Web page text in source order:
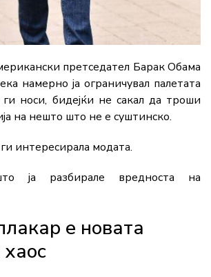
претседател Барак Обама
намерно ја ограничувал палетата
носи, бидејќи не сакал да троши
на нешто што не е суштинско.
интересирала модата.
ја разбирале вредноста на
е новата